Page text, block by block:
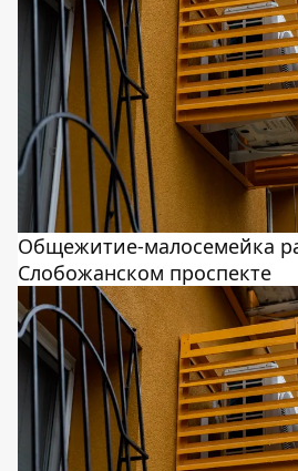
Общежитие-малосемейка
Слобожанском проспекте